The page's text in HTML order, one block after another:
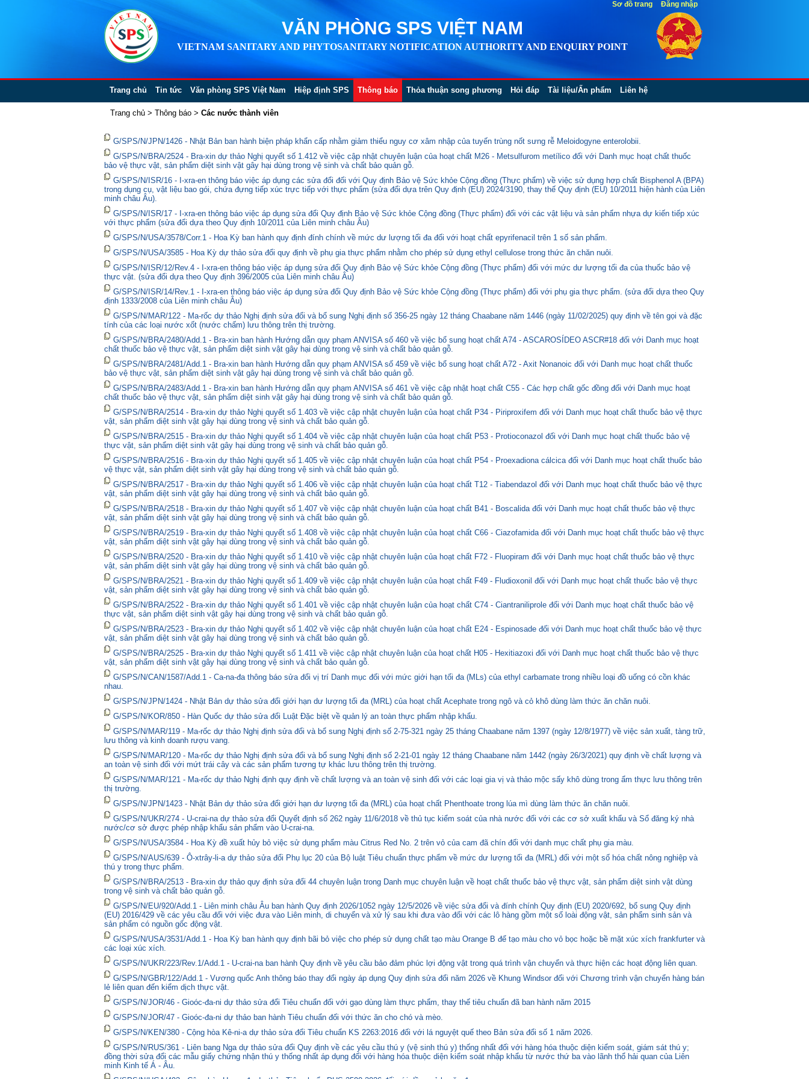
VĂN PHÒNG SPS VIỆT NAM
VIETNAM SANITARY AND PHYTOSANITARY NOTIFICATION AUTHORITY AND ENQUIRY POINT
Trang chủ Tin tức Văn phòng SPS Việt Nam Hiệp định SPS Thông báo Thỏa thuận song phương Hỏi đáp Tài liệu/Ấn phẩm Liên hệ
Trang chủ> Thông báo> Các nước thành viên
G/SPS/N/JPN/1426 - Nhật Bản ban hành biện pháp khẩn cấp nhằm giảm thiểu nguy cơ xâm nhập của tuyến trùng nốt sưng rễ Meloidogyne enterolobii.
G/SPS/N/BRA/2524 - Bra-xin dự thảo Nghị quyết số 1.412 về việc cập nhật chuyên luận của hoạt chất M26 - Metsulfurom metílico đối với Danh mục hoạt chất thuốc
bảo vệ thực vật, sản phẩm diệt sinh vật gây hại dùng trong vệ sinh và chất bảo quản gỗ.
G/SPS/N/ISR/16 - I-xra-en thông báo việc áp dụng các sửa đổi đối với Quy định Bảo vệ Sức khỏe Cộng đồng (Thực phẩm) về việc sử dụng hợp chất Bisphenol A (BPA)
trong dụng cụ, vật liệu bao gói, chứa đựng tiếp xúc trực tiếp với thực phẩm (sửa đổi dựa trên Quy định (EU) 2024/3190, thay thế Quy định (EU) 10/2011 hiện hành của Liên
minh châu Âu).
G/SPS/N/ISR/17 - I-xra-en thông báo việc áp dụng sửa đổi Quy định Bảo vệ Sức khỏe Cộng đồng (Thực phẩm) đối với các vật liệu và sản phẩm nhựa dự kiến tiếp xúc
với thực phẩm (sửa đổi dựa theo Quy định 10/2011 của Liên minh châu Âu)
G/SPS/N/USA/3578/Corr.1 - Hoa Kỳ ban hành quy định đính chính về mức dư lượng tối đa đối với hoạt chất epyrifenacil trên 1 số sản phẩm.
G/SPS/N/USA/3585 - Hoa Kỳ dự thảo sửa đổi quy định về phụ gia thực phẩm nhằm cho phép sử dụng ethyl cellulose trong thức ăn chăn nuôi.
G/SPS/N/ISR/12/Rev.4 - I-xra-en thông báo việc áp dụng sửa đổi Quy định Bảo vệ Sức khỏe Cộng đồng (Thực phẩm) đối với mức dư lượng tối đa của thuốc bảo vệ
thực vật. (sửa đổi dựa theo Quy định 396/2005 của Liên minh châu Âu)
G/SPS/N/ISR/14/Rev.1 - I-xra-en thông báo việc áp dụng sửa đổi Quy định Bảo vệ Sức khỏe Cộng đồng (Thực phẩm) đối với phụ gia thực phẩm. (sửa đổi dựa theo Quy
định 1333/2008 của Liên minh châu Âu)
G/SPS/N/MAR/122 - Ma-rốc dự thảo Nghị định sửa đổi và bổ sung Nghị định số 356-25 ngày 12 tháng Chaabane năm 1446 (ngày 11/02/2025) quy định về tên gọi và đặc
tính của các loại nước xốt (nước chấm) lưu thông trên thị trường.
G/SPS/N/BRA/2480/Add.1 - Bra-xin ban hành Hướng dẫn quy phạm ANVISA số 460 về việc bổ sung hoạt chất A74 - ASCAROSÍDEO ASCR#18 đối với Danh mục hoạt
chất thuốc bảo vệ thực vật, sản phẩm diệt sinh vật gây hại dùng trong vệ sinh và chất bảo quản gỗ.
G/SPS/N/BRA/2481/Add.1 - Bra-xin ban hành Hướng dẫn quy phạm ANVISA số 459 về việc bổ sung hoạt chất A72 - Axit Nonanoic đối với Danh mục hoạt chất thuốc
bảo vệ thực vật, sản phẩm diệt sinh vật gây hại dùng trong vệ sinh và chất bảo quản gỗ.
G/SPS/N/BRA/2483/Add.1 - Bra-xin ban hành Hướng dẫn quy phạm ANVISA số 461 về việc cập nhật hoạt chất C55 - Các hợp chất gốc đồng đối với Danh mục hoạt
chất thuốc bảo vệ thực vật, sản phẩm diệt sinh vật gây hại dùng trong vệ sinh và chất bảo quản gỗ.
G/SPS/N/BRA/2514 - Bra-xin dự thảo Nghị quyết số 1.403 về việc cập nhật chuyên luận của hoạt chất P34 - Piriproxifem đối với Danh mục hoạt chất thuốc bảo vệ thực
vật, sản phẩm diệt sinh vật gây hại dùng trong vệ sinh và chất bảo quản gỗ.
G/SPS/N/BRA/2515 - Bra-xin dự thảo Nghị quyết số 1.404 về việc cập nhật chuyên luận của hoạt chất P53 - Protioconazol đối với Danh mục hoạt chất thuốc bảo vệ
thực vật, sản phẩm diệt sinh vật gây hại dùng trong vệ sinh và chất bảo quản gỗ.
G/SPS/N/BRA/2516 - Bra-xin dự thảo Nghị quyết số 1.405 về việc cập nhật chuyên luận của hoạt chất P54 - Proexadiona cálcica đối với Danh mục hoạt chất thuốc bảo
vệ thực vật, sản phẩm diệt sinh vật gây hại dùng trong vệ sinh và chất bảo quản gỗ.
G/SPS/N/BRA/2517 - Bra-xin dự thảo Nghị quyết số 1.406 về việc cập nhật chuyên luận của hoạt chất T12 - Tiabendazol đối với Danh mục hoạt chất thuốc bảo vệ thực
vật, sản phẩm diệt sinh vật gây hại dùng trong vệ sinh và chất bảo quản gỗ.
G/SPS/N/BRA/2518 - Bra-xin dự thảo Nghị quyết số 1.407 về việc cập nhật chuyên luận của hoạt chất B41 - Boscalida đối với Danh mục hoạt chất thuốc bảo vệ thực
vật, sản phẩm diệt sinh vật gây hại dùng trong vệ sinh và chất bảo quản gỗ.
G/SPS/N/BRA/2519 - Bra-xin dự thảo Nghị quyết số 1.408 về việc cập nhật chuyên luận của hoạt chất C66 - Ciazofamida đối với Danh mục hoạt chất thuốc bảo vệ thực
vật, sản phẩm diệt sinh vật gây hại dùng trong vệ sinh và chất bảo quản gỗ.
G/SPS/N/BRA/2520 - Bra-xin dự thảo Nghị quyết số 1.410 về việc cập nhật chuyên luận của hoạt chất F72 - Fluopiram đối với Danh mục hoạt chất thuốc bảo vệ thực
vật, sản phẩm diệt sinh vật gây hại dùng trong vệ sinh và chất bảo quản gỗ.
G/SPS/N/BRA/2521 - Bra-xin dự thảo Nghị quyết số 1.409 về việc cập nhật chuyên luận của hoạt chất F49 - Fludioxonil đối với Danh mục hoạt chất thuốc bảo vệ thực
vật, sản phẩm diệt sinh vật gây hại dùng trong vệ sinh và chất bảo quản gỗ.
G/SPS/N/BRA/2522 - Bra-xin dự thảo Nghị quyết số 1.401 về việc cập nhật chuyên luận của hoạt chất C74 - Ciantraniliprole đối với Danh mục hoạt chất thuốc bảo vệ
thực vật, sản phẩm diệt sinh vật gây hại dùng trong vệ sinh và chất bảo quản gỗ.
G/SPS/N/BRA/2523 - Bra-xin dự thảo Nghị quyết số 1.402 về việc cập nhật chuyên luận của hoạt chất E24 - Espinosade đối với Danh mục hoạt chất thuốc bảo vệ thực
vật, sản phẩm diệt sinh vật gây hại dùng trong vệ sinh và chất bảo quản gỗ.
G/SPS/N/BRA/2525 - Bra-xin dự thảo Nghị quyết số 1.411 về việc cập nhật chuyên luận của hoạt chất H05 - Hexitiazoxi đối với Danh mục hoạt chất thuốc bảo vệ thực
vật, sản phẩm diệt sinh vật gây hại dùng trong vệ sinh và chất bảo quản gỗ.
G/SPS/N/CAN/1587/Add.1 - Ca-na-đa thông báo sửa đổi vị trí Danh mục đối với mức giới hạn tối đa (MLs) của ethyl carbamate trong nhiều loại đồ uống có cồn khác
nhau.
G/SPS/N/JPN/1424 - Nhật Bản dự thảo sửa đổi giới hạn dư lượng tối đa (MRL) của hoạt chất Acephate trong ngô và cỏ khô dùng làm thức ăn chăn nuôi.
G/SPS/N/KOR/850 - Hàn Quốc dự thảo sửa đổi Luật Đặc biệt về quản lý an toàn thực phẩm nhập khẩu.
G/SPS/N/MAR/119 - Ma-rốc dự thảo Nghị định sửa đổi và bổ sung Nghị định số 2-75-321 ngày 25 tháng Chaabane năm 1397 (ngày 12/8/1977) về việc sản xuất, tàng trữ,
lưu thông và kinh doanh rượu vang.
G/SPS/N/MAR/120 - Ma-rốc dự thảo Nghị định sửa đổi và bổ sung Nghị định số 2-21-01 ngày 12 tháng Chaabane năm 1442 (ngày 26/3/2021) quy định về chất lượng và
an toàn vệ sinh đối với mứt trái cây và các sản phẩm tương tự khác lưu thông trên thị trường.
G/SPS/N/MAR/121 - Ma-rốc dự thảo Nghị định quy định về chất lượng và an toàn vệ sinh đối với các loại gia vị và thảo mộc sấy khô dùng trong ẩm thực lưu thông trên
thị trường.
G/SPS/N/JPN/1423 - Nhật Bản dự thảo sửa đổi giới hạn dư lượng tối đa (MRL) của hoạt chất Phenthoate trong lúa mì dùng làm thức ăn chăn nuôi.
G/SPS/N/UKR/274 - U-crai-na dự thảo sửa đổi Quyết định số 262 ngày 11/6/2018 về thủ tục kiểm soát của nhà nước đối với các cơ sở xuất khẩu và Sổ đăng ký nhà
nước/cơ sở được phép nhập khẩu sản phẩm vào U-crai-na.
G/SPS/N/USA/3584 - Hoa Kỳ đề xuất hủy bỏ việc sử dụng phẩm màu Citrus Red No. 2 trên vỏ của cam đã chín đối với danh mục chất phụ gia màu.
G/SPS/N/AUS/639 - Ô-xtrây-li-a dự thảo sửa đổi Phụ lục 20 của Bộ luật Tiêu chuẩn thực phẩm về mức dư lượng tối đa (MRL) đối với một số hóa chất nông nghiệp và
thú y trong thực phẩm.
G/SPS/N/BRA/2513 - Bra-xin dự thảo quy định sửa đổi 44 chuyên luận trong Danh mục chuyên luận về hoạt chất thuốc bảo vệ thực vật, sản phẩm diệt sinh vật dùng
trong vệ sinh và chất bảo quản gỗ.
G/SPS/N/EU/920/Add.1 - Liên minh châu Âu ban hành Quy định 2026/1052 ngày 12/5/2026 về việc sửa đổi và đính chính Quy định (EU) 2020/692, bổ sung Quy định
(EU) 2016/429 về các yêu cầu đối với việc đưa vào Liên minh, di chuyển và xử lý sau khi đưa vào đối với các lô hàng gồm một số loài động vật, sản phẩm sinh sản và
sản phẩm có nguồn gốc động vật.
G/SPS/N/USA/3531/Add.1 - Hoa Kỳ ban hành quy định bãi bỏ việc cho phép sử dụng chất tạo màu Orange B để tạo màu cho vỏ bọc hoặc bề mặt xúc xích frankfurter và
các loại xúc xích.
G/SPS/N/UKR/223/Rev.1/Add.1 - U-crai-na ban hành Quy định về yêu cầu bảo đảm phúc lợi động vật trong quá trình vận chuyển và thực hiện các hoạt động liên quan.
G/SPS/N/GBR/122/Add.1 - Vương quốc Anh thông báo thay đổi ngày áp dụng Quy định sửa đổi năm 2026 về Khung Windsor đối với Chương trình vận chuyển hàng bán
lẻ liên quan đến kiểm dịch thực vật.
G/SPS/N/JOR/46 - Gioóc-đa-ni dự thảo sửa đổi Tiêu chuẩn đối với gạo dùng làm thực phẩm, thay thế tiêu chuẩn đã ban hành năm 2015
G/SPS/N/JOR/47 - Gioóc-đa-ni dự thảo ban hành Tiêu chuẩn đối với thức ăn cho chó và mèo.
G/SPS/N/KEN/380 - Cộng hòa Kê-ni-a dự thảo sửa đổi Tiêu chuẩn KS 2263:2016 đối với lá nguyệt quế theo Bản sửa đổi số 1 năm 2026.
G/SPS/N/RUS/361 - Liên bang Nga dự thảo sửa đổi Quy định về các yêu cầu thú y (vệ sinh thú y) thống nhất đối với hàng hóa thuộc diện kiểm soát, giám sát thú y;
đồng thời sửa đổi các mẫu giấy chứng nhận thú y thống nhất áp dụng đối với hàng hóa thuộc diện kiểm soát nhập khẩu từ nước thứ ba vào lãnh thổ hải quan của Liên
minh Kinh tế Á - Âu.
Sơ đồ trang Đăng nhập